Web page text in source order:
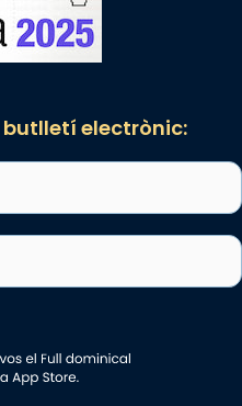
electrònic: